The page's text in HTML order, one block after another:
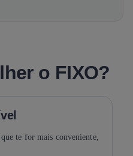
o FIXO?
te for mais conveniente,